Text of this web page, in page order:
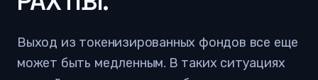
Выход из токенизированных фондов все еще
может быть медленным. В таких ситуациях